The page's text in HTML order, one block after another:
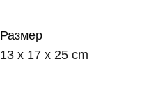
Размер
13 х 17 х 25 cm